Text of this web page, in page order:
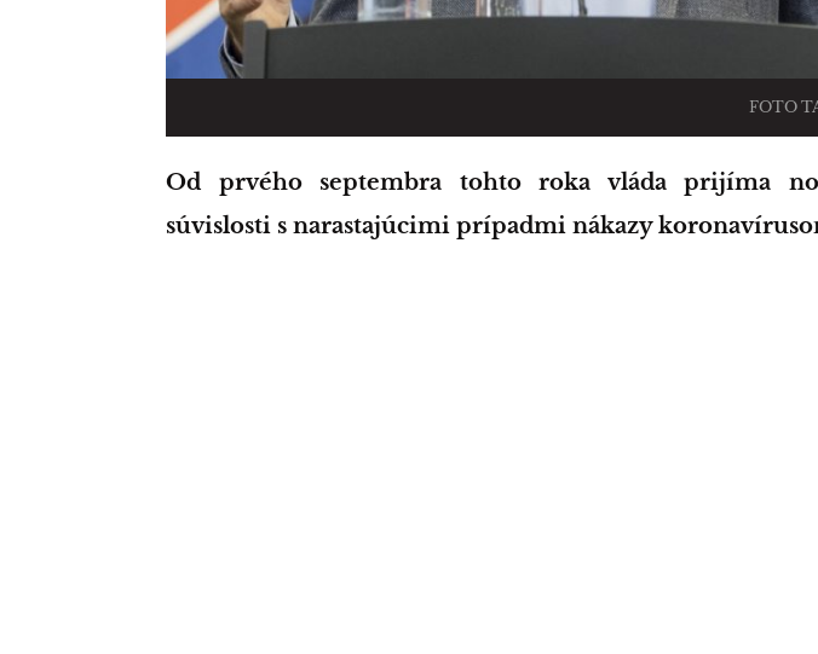
FOTO
Od prvého septembra tohto roka vláda prijíma nové opatrenia v
súvislosti s narastajúcimi prípadmi nákazy